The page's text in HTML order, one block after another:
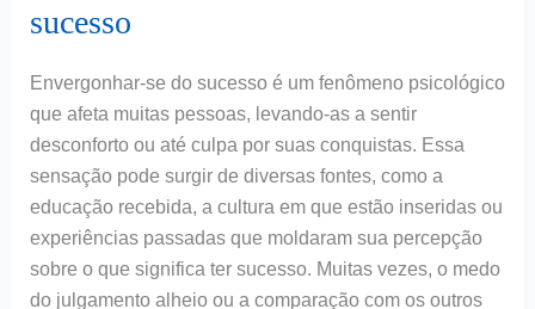
sucesso
Envergonhar-se do sucesso é um fenômeno psicológico
que afeta muitas pessoas, levando-as a sentir
desconforto ou até culpa por suas conquistas. Essa
sensação pode surgir de diversas fontes, como a
educação recebida, a cultura em que estão inseridas ou
experiências passadas que moldaram sua percepção
sobre o que significa ter sucesso. Muitas vezes, o medo
do julgamento alheio ou a comparação com os outros